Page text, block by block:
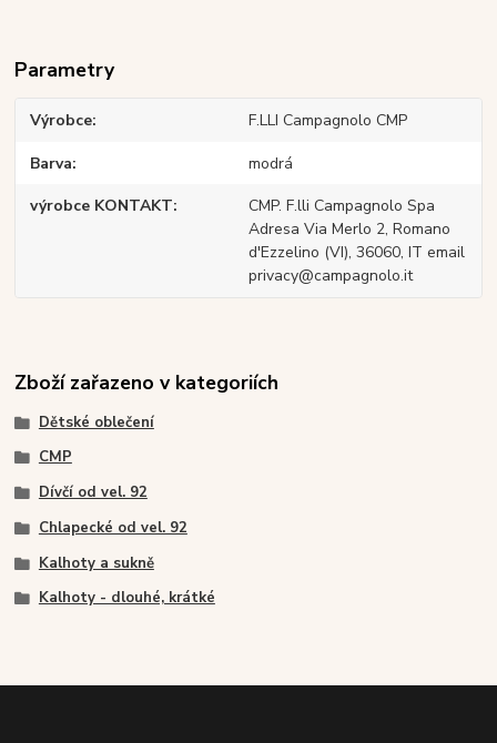
Parametry
Výrobce F.LLI Campagnolo CMP
Barva modrá
výrobce KONTAKT
CMP. F.lli Campagnolo Spa
Adresa Via Merlo 2, Romano
d'Ezzelino (VI), 36060, IT email
privacy@campagnolo.it
Zboží zařazeno v kategoriích
Dětské oblečení
CMP
Dívčí od vel. 92
Chlapecké od vel. 92
Kalhoty a sukně
Kalhoty - dlouhé, krátké